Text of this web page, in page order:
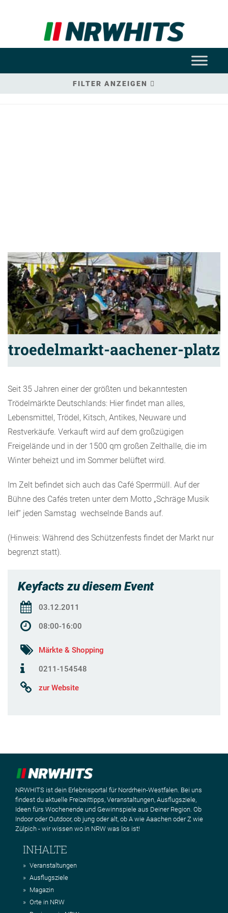
FILTER ANZEIGEN
troedelmarkt-aachener-platz
Seit 35 Jahren einer der größten und bekanntesten
Trödelmärkte Deutschlands: Hier findet man alles,
Lebensmittel, Trödel, Kitsch, Antikes, Neuware und
Restverkäufe. Verkauft wird auf dem großzügigen
Freigelände und in der 1500 qm großen Zelthalle, die im
Winter beheizt und im Sommer belüftet wird.
Im Zelt befindet sich auch das Café Sperrmüll. Auf der
Bühne des Cafés treten unter dem Motto „Schräge Musik
leif“ jeden Samstag wechselnde Bands auf.
(Hinweis: Während des Schützenfests findet der Markt nur
begrenzt statt).
Keyfacts zu diesem Event
03.12.2011
08:00-16:00
Märkte & Shopping
0211-154548
zur Website
NRWHITS ist dein Erlebnisportal für Nordrhein-Westfalen. Bei uns
findest du aktuelle Freizeittipps, Veranstaltungen, Ausflugsziele,
Ideen fürs Wochenende und Gewinnspiele aus Deiner Region. Ob
Indoor oder Outdoor, ob jung oder alt, ob A wie Aaachen oder Z wie
Zülpich - wir wissen wo in NRW was los ist!
INHALTE
Veranstaltungen
Ausflugsziele
Magazin
Orte in NRW